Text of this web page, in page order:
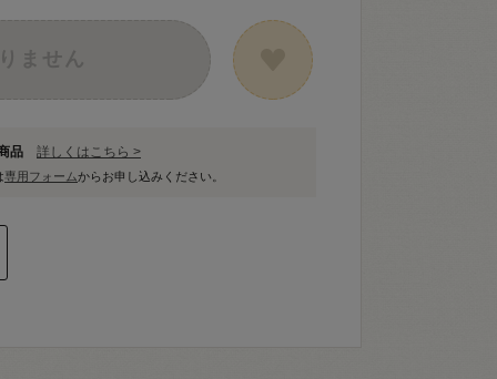
品 詳しくはこちら >
専用フォームからお申し込みください。